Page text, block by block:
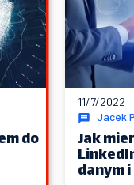
do
Jacek
11/7/2022
Jak
danym